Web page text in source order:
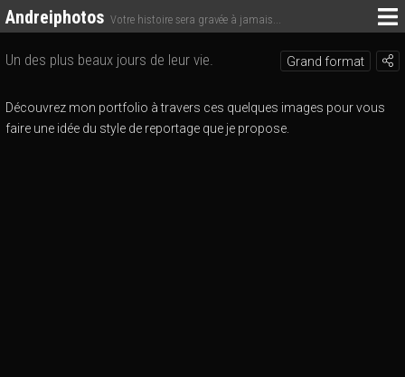
Andreiphotos Votre histoire sera gravée à jamais...
Grand format
Un des plus beaux jours de leur vie.
Découvrez mon portfolio à travers ces quelques images pour vous
faire une idée du style de reportage que je propose.